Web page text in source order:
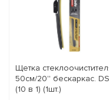
Щетка
50см/20'' бескаркас.
(10 в 1) (1шт.)